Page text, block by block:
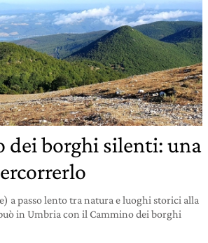
dei borghi silenti: una
a passo lento tra natura e luoghi storici alla
in Umbria con il Cammino dei borghi